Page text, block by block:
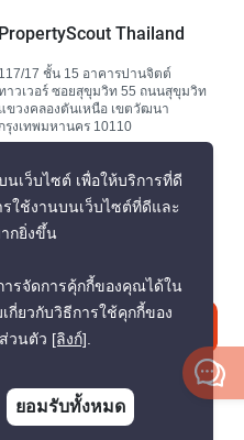
PropertyScout Thailand
117/17 ชั้น 15 อาคารปานจิตต์
าวเวอร์ ซอยสุขุมวิท 55 ถนนสุขุมวิท
แขวงคลองตันเหนือ เขตวัฒนา
กรุงเทพมหานคร 10110
รา
เว็บไซต์ เพื่อให้บริการที่ดี
ใช้งานบนเว็บไซต์ที่ดีและ
กยิ่งขึ้น
รจัดการคุ้กกี้ของคุณได้ใน
กี่ยวกับวิธีการใช้คุกกี้ของ
วนตัว [ลิงก์].
ยอมรับทั้งหมด